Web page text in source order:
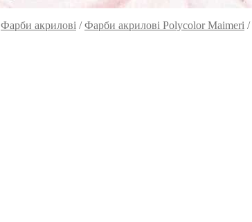
Фарби акрилові /Фарби акрилові Polycolor Maimeri /